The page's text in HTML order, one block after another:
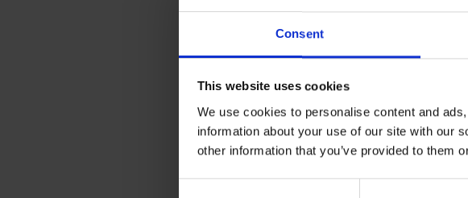
Consent
This website uses cookies
We use cookies to personalise content and
information about your use of our site with our
other information that you’ve provided to them